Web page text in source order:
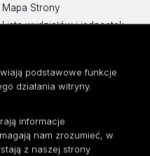
Mapa Strony
Lista wydziałów i jednostek
podstawowe funkcje
działania witryny.
informacje
nam zrozumieć, w
z naszej strony